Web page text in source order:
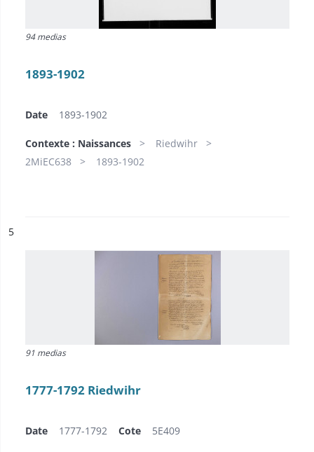
94 medias
1893-1902
Date 1893-1902
Contexte : Naissances
Riedwihr
2MiEC638
1893-1902
n°
5
91 medias
1777-1792 Riedwihr
Date 1777-1792 Cote 5E409